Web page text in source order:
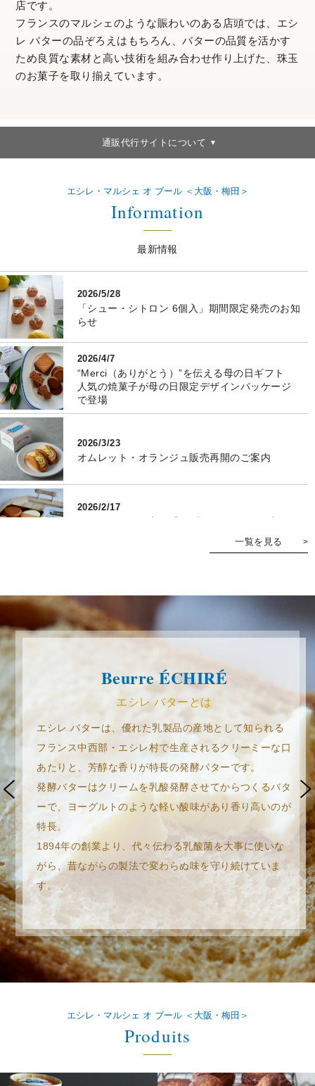
店です。
フランスのマルシェのような賑わいのある店頭では、 エシ
レ バターの品ぞろえはもちろん、バターの品質を活かす
ため良質な素材と高い技術を組み合わせ作り上げた、珠玉
のお菓子を取り揃えています。
通販代行サイトについて
エシレ・マルシェ オ ブール ＜大阪・梅田＞
Information
最新情報
2026/5/28
「シュー・シトロン 6個入」期間限定発売のお知
らせ
2026/4/7
“Merci（ありがとう）”を伝える母の日ギフト
人気の焼菓子が母の日限定デザインパッケージ
で登場
2026/3/23
オムレット・オランジュ販売再開のご案内
2026/2/17
のお知らせ
エシレ・マルシェ オ ブールが贈るバレンタイン
＆ホワイトデー
年末年始 販売休止商品に関するお知らせ
「BONNE ANNÉE（ボナネ）」シーズンが12/1
からスタート！
人気のサブレ缶がボナネ限定デザインパッケー
ジで登場
2025/9/8
「エクレール・キャラメル サレ」再発売のご案
内
「エシレ バターバッグ “デギュステ！”」数量限
定発売のお知らせ
2025/7/18
「ケーク・パニエ・ブール」「エクレール・ナ
チュール」店頭販売再開のご案内
2025/7/18
「オムレット・ブール」「オムレット・オラン
一覧を見る
Beurre ÉCHIRÉ
エシレ バターとは
エシレ バターは、優れた乳製品の産地として知られる
フランス中西部・エシレ村で生産されるクリーミーな口
あたりと、芳醇な香りが特長の発酵バターです。
発酵バターはクリームを乳酸発酵させてからつくるバタ
ーで、ヨーグルトのような軽い酸味があり香り高いのが
特長。
1894年の創業より、代々伝わる乳酸菌を大事に使いな
がら、昔ながらの製法で変わらぬ味を守り続けていま
す。
エシレ・マルシェ オ ブール ＜大阪・梅田＞
Produits